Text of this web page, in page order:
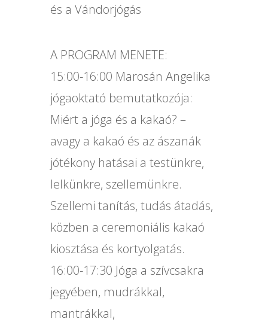
és a Vándorjógás
A PROGRAM MENETE:
15:00-16:00 Marosán Angelika
jógaoktató bemutatkozója:
Miért a jóga és a kakaó? –
avagy a kakaó és az ászanák
jótékony hatásai a testünkre,
lelkünkre, szellemünkre.
Szellemi tanítás, tudás átadás,
közben a ceremoniális kakaó
kiosztása és kortyolgatás.
16:00-17:30 Jóga a szívcsakra
jegyében, mudrákkal,
mantrákkal,